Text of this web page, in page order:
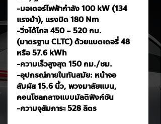
-มอเตอร์ไฟฟ้ากำลัง 100 kW (134
แรงม้า), แรงบิด 180 Nm
-วิ่งได้ไกล 450 – 520 กม.
(มาตรฐาน CLTC) ด้วยแบตเตอรี่ 48
หรือ 57.6 kWh
-ความเร็วสูงสุด 150 กม./ชม.
-อุปกรณ์ภายในทันสมัย: หน้าจอ
สัมผัส 15.6 นิ้ว, พวงมาลัยแบน,
คอนโซลกลางแบบมัลติฟังก์ชัน
-ความจุสัมภาระ 528 ลิตร